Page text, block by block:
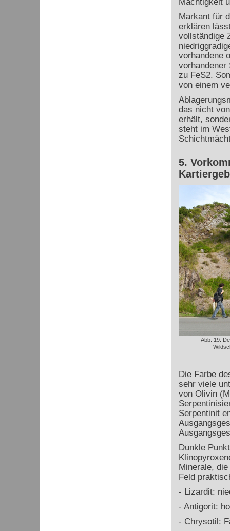
Markant für
erklären
vollständige
vorhandene
vorhandener
zu FeS2.
von einem
das nicht
erhält,
steht im
5.
Abb. 19:
Die Farbe
sehr viele
von Olivin
Serpentinit
Dunkle
Minerale,
Feld
- Lizardit:
- Antigorit:
- Chrysotil: